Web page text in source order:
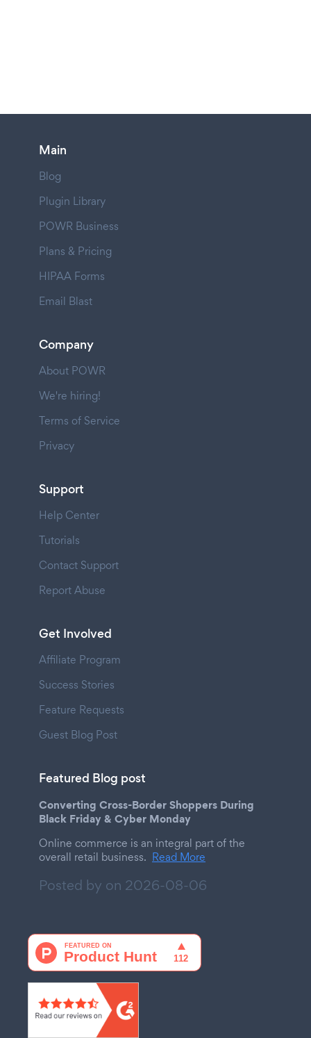
Main
Blog
Plugin Library
POWR Business
Plans & Pricing
HIPAA Forms
Email Blast
Company
About POWR
We're hiring!
Terms of Service
Privacy
Support
Help Center
Tutorials
Contact Support
Report Abuse
Get Involved
Affiliate Program
Success Stories
Feature Requests
Guest Blog Post
Featured Blog post
Converting Cross-Border Shoppers During
Black Friday & Cyber Monday
Online commerce is an integral part of the
overall retail business. Read More
Posted by on 2026-08-06